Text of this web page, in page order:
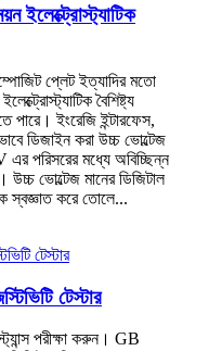
ইলেক্ট্রোস্ট্যাটিক
প্লেট ইত্যাদির মতো
বৈশিষ্ট্য
পারে। ইংরেজি ইন্টারফেস,
ডিজাইন করা উচ্চ ভোল্টেজ
এর পরিসরের মধ্যে অবিচ্ছিন্ন
উচ্চ ভোল্টেজ মানের ডিজিটাল
স্বজ্ঞাত করে তোলে...
টেস্টার
পরীক্ষা করুন। GB